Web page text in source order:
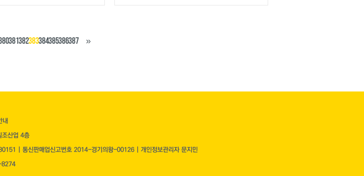
381382383384385386387 »
내
산업 4층
| 통신판매업신고번호 2014-경기의왕-00126 | 개인정보관리자 문지민
8274